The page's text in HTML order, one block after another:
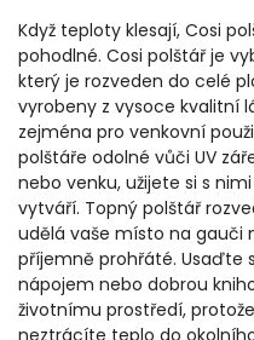
Když teploty klesají, Cosi
pohodlné. Cosi polštář je
který je rozveden do celé
vyrobeny z vysoce kvalitní
zejména pro venkovní
polštáře odolné vůči UV
nebo venku, užijete si s
vytváří. Topný polštář
udělá vaše místo na gauči
příjemně prohřáté. Usaďte
nápojem nebo dobrou
životnímu prostředí,